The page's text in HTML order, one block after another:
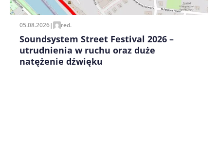
05.08.2026| red.
Soundsystem Street Festival 2026 –
utrudnienia w ruchu oraz duże
natężenie dźwięku